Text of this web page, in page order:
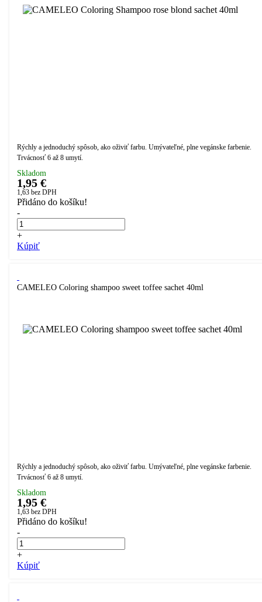
Rýchly a jednoduchý spôsob, ako oživiť farbu. Umývateľné, plne vegánske farbenie.
Trvácnosť 6 až 8 umytí.
Skladom
1,95 €
1,63 bez DPH
Přidáno do košíku!
-
+
Kúpiť
CAMELEO Coloring shampoo sweet toffee sachet 40ml
Rýchly a jednoduchý spôsob, ako oživiť farbu. Umývateľné, plne vegánske farbenie.
Trvácnosť 6 až 8 umytí.
Skladom
1,95 €
1,63 bez DPH
Přidáno do košíku!
-
+
Kúpiť